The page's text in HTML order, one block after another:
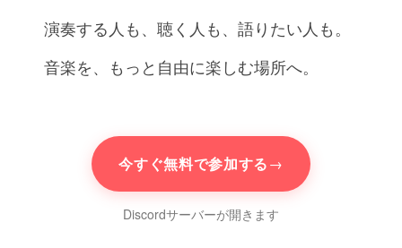
演奏する人も、聴く人も、語りたい人も。
音楽を、もっと自由に楽しむ場所へ。
今すぐ無料で参加する→
Discordサーバーが開きます